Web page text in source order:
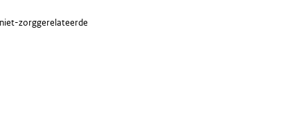
zorggerelateerde